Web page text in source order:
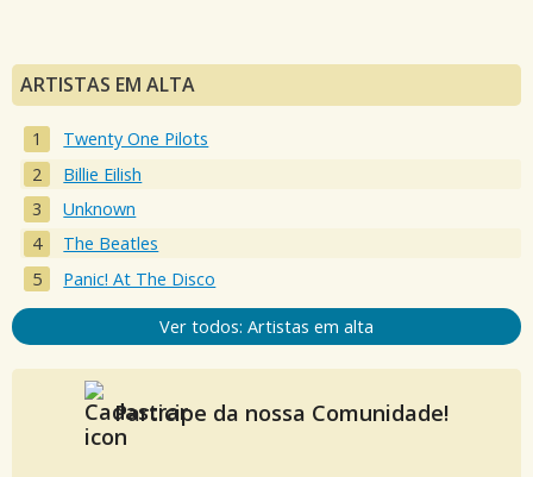
ARTISTAS EM ALTA
Twenty One Pilots
Billie Eilish
Unknown
The Beatles
Panic! At The Disco
Ver todos: Artistas em alta
Participe da nossa Comunidade!